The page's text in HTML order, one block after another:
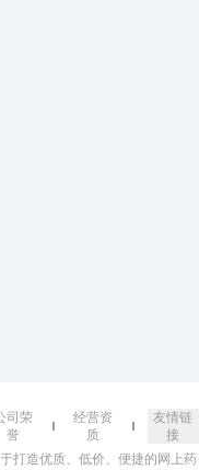
司荣
誉
经营资
质
友情链
接
打造优质、低价、便捷的网上药